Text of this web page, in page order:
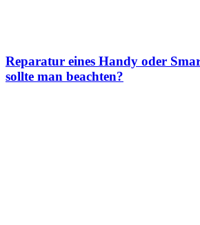
Reparatur eines Handy oder
sollte man beachten?